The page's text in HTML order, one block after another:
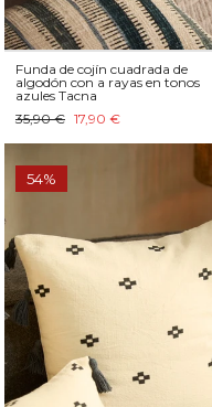
Funda de cojín cuadrada de
algodón con a rayas en tonos
azules Tacna
35,90 € 17,90 €
54%